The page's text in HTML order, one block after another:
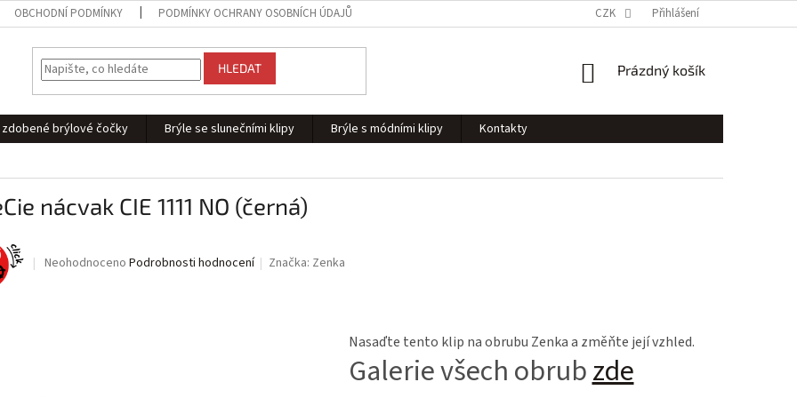
OBCHODNÍ PODMÍNKY PODMÍNKY OCHRANY OSOBNÍCH ÚDAJŮ CZK Přihlášení
HLEDAT
NÁKUPNÍ
Prázdný košík
brýlové čočky Brýle se slunečními klipy Brýle s módními klipy
Kontakty
nácvak CIE 1111 NO (černá)
Průměrné
Neohodnoceno Podrobnosti hodnocení Značka: Zenka
Nasaďte tento klip na obrubu Zenka a změňte její vzhled.
Galerie všech obrubzde